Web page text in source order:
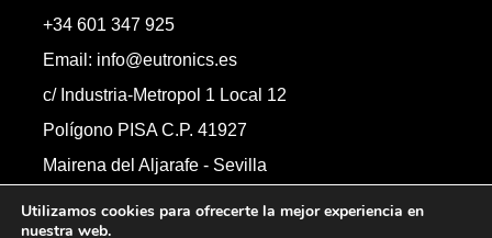
+34 601 347 925
Email: info@eutronics.es
c/ Industria-Metropol 1 Local 12
Polígono PISA C.P. 41927
Mairena del Aljarafe - Sevilla
Formulario de contacto
Utilizamos cookies para ofrecerte la mejor experiencia en
nuestra web.